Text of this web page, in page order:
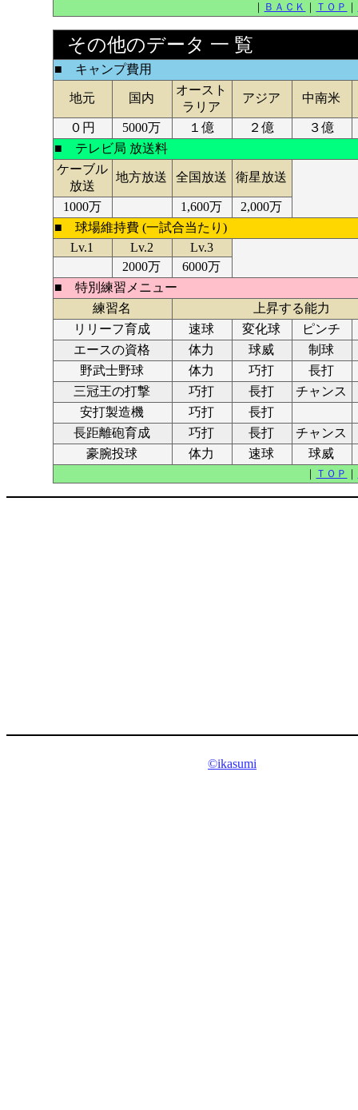
｜ ＢＡＣＫ ｜ ＴＯＰ ｜
その他のデータ 一 覧
■ キャンプ費用
地元 国内
オースト
ラリア
アジア 中南米
０円 5000万 １億 ２億
３億
■ テレビ局 放送料
ケーブル
放送
地方放送 全国放送 衛星放送
1000万 1,600万
2,000万
■ 球場維持費 (一試合当たり)
Lv.1
Lv.2
Lv.3
2000万
6000万
■ 特別練習メニュー
練習名
上昇する能力
リリーフ育成
速球 変化球
ピンチ
エースの資格
体力 球威
制球
野武士野球
体力 巧打
長打
三冠王の打撃
巧打 長打
チャンス
安打製造機
巧打
長打
長距離砲育成
巧打 長打
チャンス
豪腕投球
体力 速球 球威
｜ ＴＯＰ ｜
©ikasumi